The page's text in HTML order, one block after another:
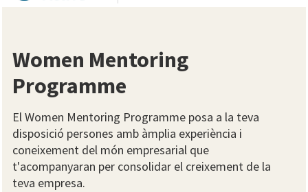
Women Mentoring
Programme
El Women Mentoring Programme posa a la teva
disposició persones amb àmplia experiència i
coneixement del món empresarial que
t'acompanyaran per consolidar el creixement de la
teva empresa.